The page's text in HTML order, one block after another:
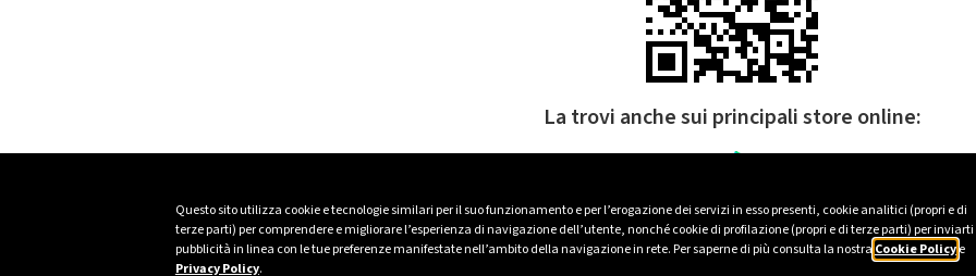
Questo sito utilizza cookie e tecnologie similari per il suo funzionamento e per l’erogazione dei servizi in esso presenti, cookie analitici (propri e di
terze parti) per comprendere e migliorare l’esperienza di navigazione dell’utente, nonché cookie di profilazione (propri e di terze parti) per inviarti
pubblicità in linea con le tue preferenze manifestate nell’ambito della navigazione in rete. Per saperne di più consulta la nostra Cookie Policye
Privacy Policy.
La trovi anche sui principali store online: